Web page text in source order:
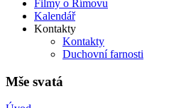
Filmy o Římovu
Kalendář
Kontakty
Kontakty
Duchovní farnosti
Mše svatá